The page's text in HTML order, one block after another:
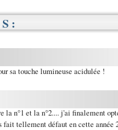
sa touche lumineuse acidulée !
la n°1 et la n°2.... j'ai finalement
tellement défaut en cette année